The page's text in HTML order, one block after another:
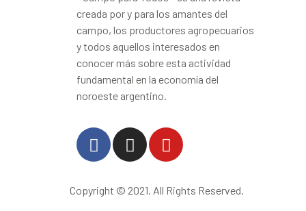
creada por y para los amantes del
campo, los productores agropecuarios
y todos aquellos interesados en
conocer más sobre esta actividad
fundamental en la economía del
noroeste argentino.
Copyright © 2021. All Rights Reserved.